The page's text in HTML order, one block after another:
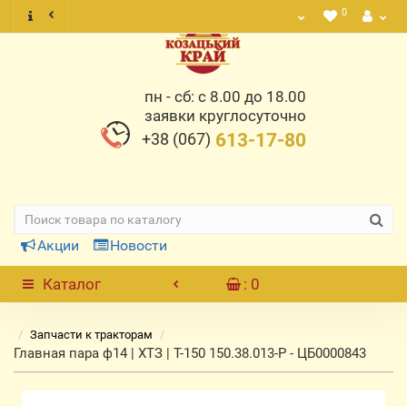
0
пн - сб: с 8.00 до 18.00
заявки круглосуточно
+38 (067) 613-17-80
Акции Новости
Каталог : 0
Запчасти к тракторам
Главная пара ф14 | ХТЗ | Т-150 150.38.013-Р - ЦБ0000843